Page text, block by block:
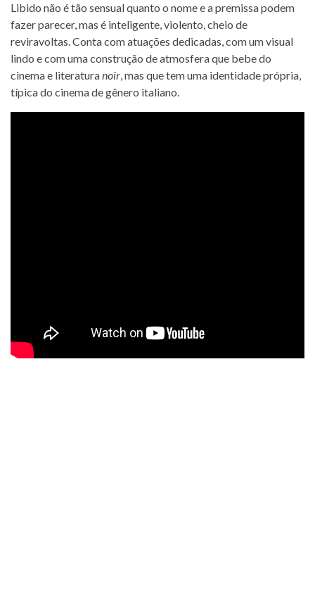
Libido não é tão sensual quanto o nome e a premissa podem
fazer parecer, mas é inteligente, violento, cheio de
reviravoltas. Conta com atuações dedicadas, com um visual
lindo e com uma construção de atmosfera que bebe do
cinema e literaturanoir, mas que tem uma identidade própria,
típica do cinema de gênero italiano.